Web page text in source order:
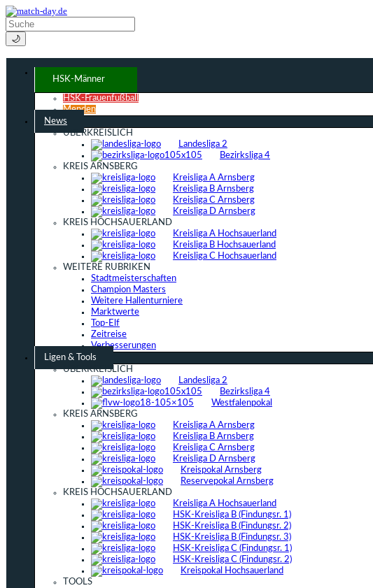
🌙
HSK-Männer
HSK-Frauenfußball
Menden
News
ÜBERKREISLICH
Landesliga 2
Bezirksliga 4
KREIS ARNSBERG
Kreisliga A Arnsberg
Kreisliga B Arnsberg
Kreisliga C Arnsberg
Kreisliga D Arnsberg
KREIS HOCHSAUERLAND
Kreisliga A Hochsauerland
Kreisliga B Hochsauerland
Kreisliga C Hochsauerland
WEITERE RUBRIKEN
Stadtmeisterschaften
Champion Masters
Weitere Hallenturniere
Marktwerte
Top-Elf
Zeitreise
Verbesserungen
Ligen & Tools
ÜBERKREISLICH
Landesliga 2
Bezirksliga 4
Westfalenpokal
KREIS ARNSBERG
Kreisliga A Arnsberg
Kreisliga B Arnsberg
Kreisliga C Arnsberg
Kreisliga D Arnsberg
Kreispokal Arnsberg
Reservepokal Arnsberg
KREIS HOCHSAUERLAND
Kreisliga A Hochsauerland
HSK-Kreisliga B (Findungsr. 1)
HSK-Kreisliga B (Findungsr. 2)
HSK-Kreisliga B (Findungsr. 3)
HSK-Kreisliga C (Findungsr. 1)
HSK-Kreisliga C (Findungsr. 2)
Kreispokal Hochsauerland
TOOLS